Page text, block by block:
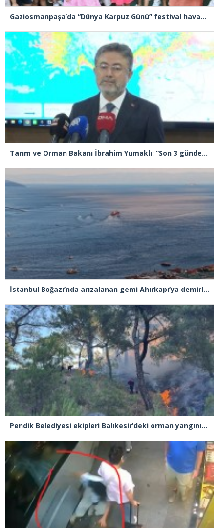
Gaziosmanpaşa’da “Dünya Karpuz Günü” festival havasında kutlandı
Tarım ve Orman Bakanı İbrahim Yumaklı: “Son 3 günde 260 yangına müdahale ettik, 258’i kontrol altına aldık”
İstanbul Boğazı’nda arızalanan gemi Ahırkapı’ya demirlendi
Pendik Belediyesi ekipleri Balıkesir’deki orman yangınına müdahale ediyor